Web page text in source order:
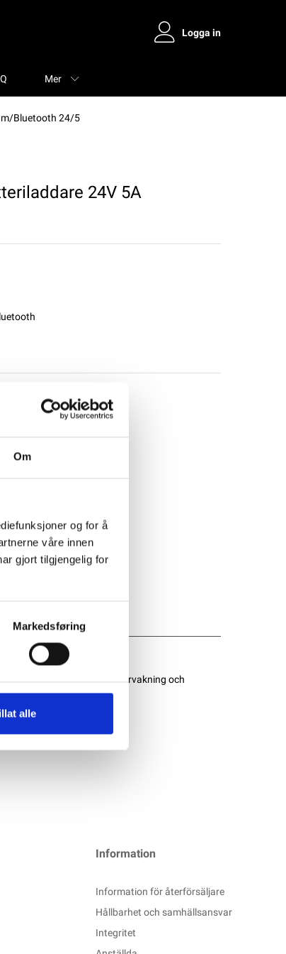
Om
og for å
våre innen
gjort tilgjengelig for
Markedsføring
alle
Logga in
Mer
m/Bluetooth 24/5
24V 5A
inbyggd Bluetooth för övervakning och
Information
Information för återförsäljare
Hållbarhet och samhällsansvar
Integritet